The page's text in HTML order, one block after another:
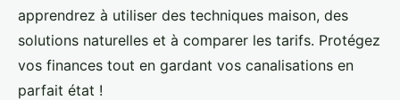
Louis•17 juillet 2024•3 min de lecture
apprendrez à utiliser des techniques maison, des
solutions naturelles et à comparer les tarifs. Protégez
vos finances tout en gardant vos canalisations en
parfait état !